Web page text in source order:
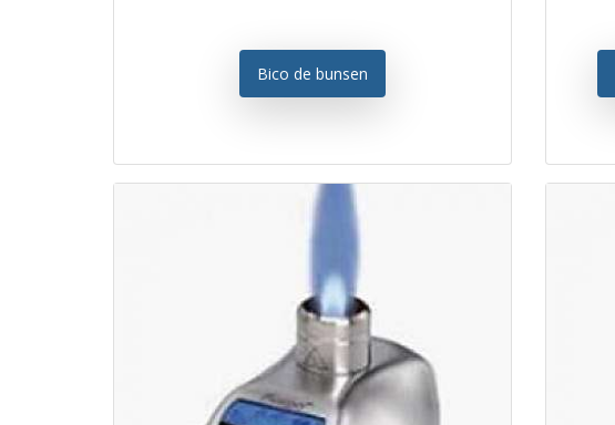
Bico de bunsen